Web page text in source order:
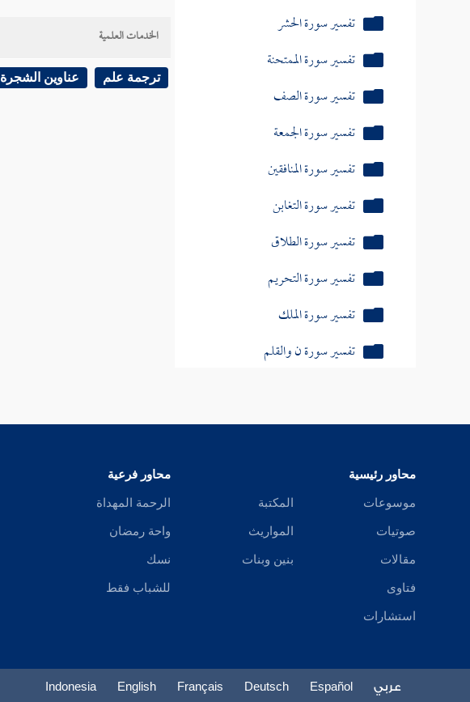
تفسير سورة المنافقين
تفسير سورة التغابن
تفسير سورة الطلاق
تفسير سورة التحريم
تفسير سورة الملك
تفسير سورة ن والقلم
تفسير سورة الحاقة
تفسير سورة سأل سائل
تفسير سورة نوح
تفسير سورة الجن
تفسير سورة المدثر
تفسير سورة هل أتى على الإنسان
تفسير سورة المرسلات
تفسير سورة عم يتساءلون
تفسير سورة إذا الشمس كورت
الخدمات العلمية
ترجمة علم عناوين الشجرة
محاور رئيسية
موسوعات
صوتيات
مقالات
فتاوى
استشارات
المكتبة
المواريث
بنين وبنات
محاور فرعية
الرحمة المهداة
واحة رمضان
نسك
للشباب فقط
عربي Español
Deutsch
Français
English
Indonesia